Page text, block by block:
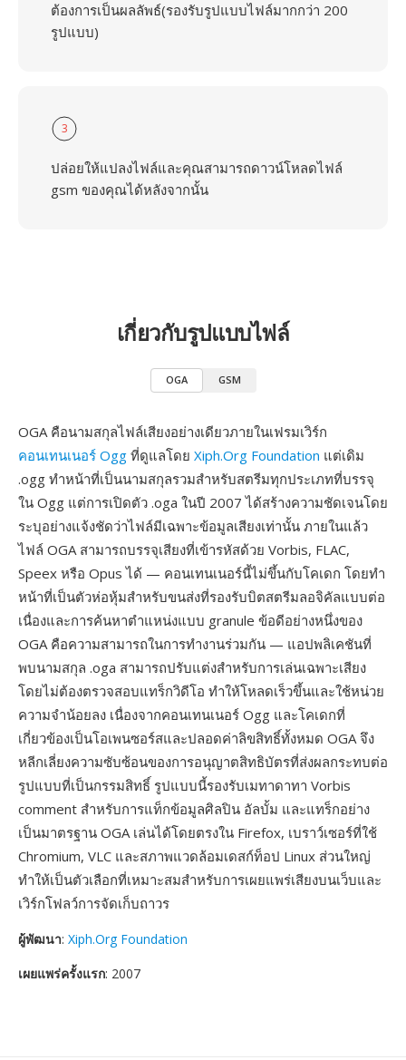
ต้องการเป็นผลลัพธ์(รองรับรูปแบบไฟล์มากกว่า 200
รูปแบบ)
3
ปล่อยให้แปลงไฟล์และคุณสามารถดาวน์โหลดไฟล์
gsm ของคุณได้หลังจากนั้น
เกี่ยวกับรูปแบบไฟล์
OGA GSM
OGA คือนามสกุลไฟล์เสียงอย่างเดียวภายในเฟรมเวิร์ก
คอนเทนเนอร์ Ogg ที่ดูแลโดย Xiph.Org Foundation แต่เดิม
.ogg ทำหน้าที่เป็นนามสกุลรวมสำหรับสตรีมทุกประเภทที่บรรจุ
ใน Ogg แต่การเปิดตัว .oga ในปี 2007 ได้สร้างความชัดเจนโดย
ระบุอย่างแจ้งชัดว่าไฟล์มีเฉพาะข้อมูลเสียงเท่านั้น ภายในแล้ว
ไฟล์ OGA สามารถบรรจุเสียงที่เข้ารหัสด้วย Vorbis, FLAC,
Speex หรือ Opus ได้ — คอนเทนเนอร์นี้ไม่ขึ้นกับโคเดก โดยทำ
หน้าที่เป็นตัวห่อหุ้มสำหรับขนส่งที่รองรับบิตสตรีมลอจิคัลแบบต่อ
เนื่องและการค้นหาตำแหน่งแบบ granule ข้อดีอย่างหนึ่งของ
OGA คือความสามารถในการทำงานร่วมกัน — แอปพลิเคชันที่
พบนามสกุล .oga สามารถปรับแต่งสำหรับการเล่นเฉพาะเสียง
โดยไม่ต้องตรวจสอบแทร็กวิดีโอ ทำให้โหลดเร็วขึ้นและใช้หน่วย
ความจำน้อยลง เนื่องจากคอนเทนเนอร์ Ogg และโคเดกที่
เกี่ยวข้องเป็นโอเพนซอร์สและปลอดค่าลิขสิทธิ์ทั้งหมด OGA จึง
หลีกเลี่ยงความซับซ้อนของการอนุญาตสิทธิบัตรที่ส่งผลกระทบต่อ
รูปแบบที่เป็นกรรมสิทธิ์ รูปแบบนี้รองรับเมทาดาทา Vorbis
comment สำหรับการแท็กข้อมูลศิลปิน อัลบั้ม และแทร็กอย่าง
เป็นมาตรฐาน OGA เล่นได้โดยตรงใน Firefox, เบราว์เซอร์ที่ใช้
Chromium, VLC และสภาพแวดล้อมเดสก์ท็อป Linux ส่วนใหญ่
ทำให้เป็นตัวเลือกที่เหมาะสมสำหรับการเผยแพร่เสียงบนเว็บและ
เวิร์กโฟลว์การจัดเก็บถาวร
ผู้พัฒนา: Xiph.Org Foundation
เผยแพร่ครั้งแรก: 2007